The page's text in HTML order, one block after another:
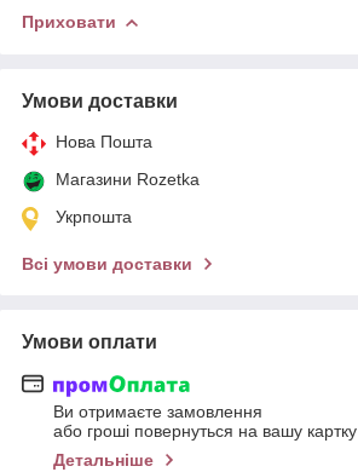
Приховати
Умови доставки
Нова Пошта
Магазини Rozetka
Укрпошта
Всі умови доставки
Умови оплати
Ви отримаєте замовлення
або гроші повернуться на вашу картку
Детальніше